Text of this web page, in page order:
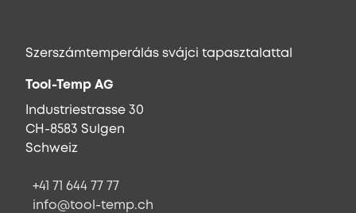
Szerszámtemperálás svájci tapasztalattal
Tool-Temp AG
Industriestrasse 30
CH-8583 Sulgen
Schweiz
+41 71 644 77 77
info@tool-temp.ch